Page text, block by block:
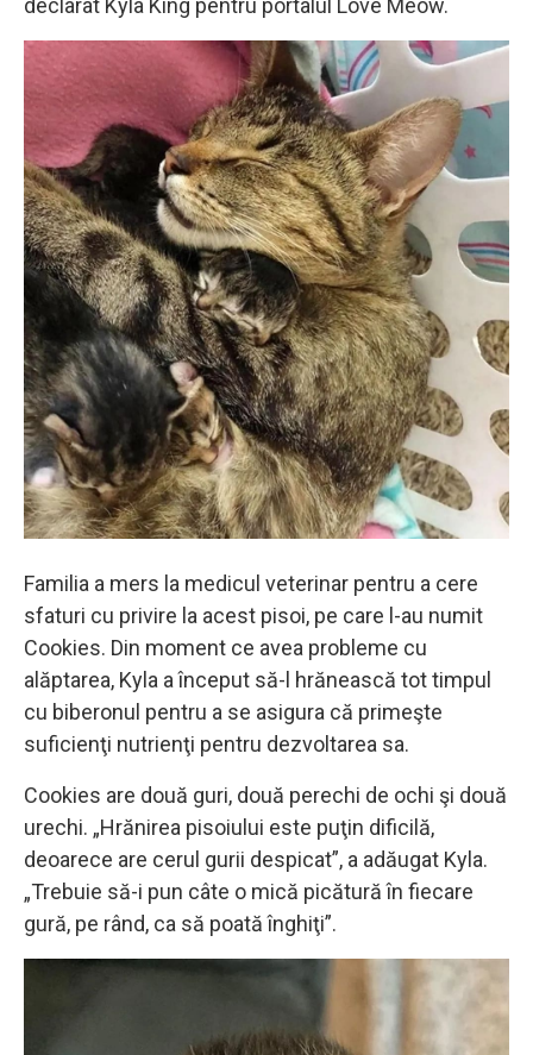
declarat Kyla King pentru portalul Love Meow.
Familia a mers la medicul veterinar pentru a cere
sfaturi cu privire la acest pisoi, pe care l-au numit
Cookies. Din moment ce avea probleme cu
alăptarea, Kyla a început să-l hrănească tot timpul
cu biberonul pentru a se asigura că primeşte
suficienţi nutrienţi pentru dezvoltarea sa.
Cookies are două guri, două perechi de ochi şi două
urechi. „Hrănirea pisoiului este puţin dificilă,
deoarece are cerul gurii despicat”, a adăugat Kyla.
„Trebuie să-i pun câte o mică picătură în fiecare
gură, pe rând, ca să poată înghiţi”.